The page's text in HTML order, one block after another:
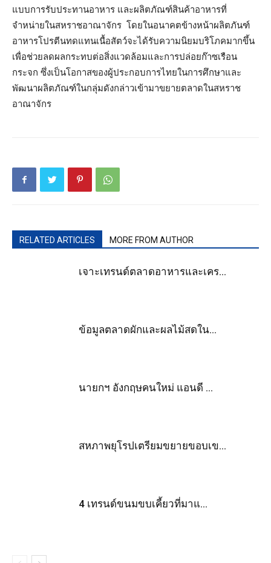
แบบการรับประทานอาหาร และผลิตภัณฑ์สินค้าอาหารที่
จำหน่ายในสหราชอาณาจักร โดยในอนาคตข้างหน้าผลิตภันฑ์
อาหารโปรตีนทดแทนเนื้อสัตว์จะได้รับความนิยมบริโภคมากขึ้น
เพื่อช่วยลดผลกระทบต่อสิ่งแวดล้อมและการปล่อยก๊าซเรือน
กระจก ซึ่งเป็นโอกาสของผู้ประกอบการไทยในการศึกษาและ
พัฒนาผลิตภัณฑ์ในกลุ่มดังกล่าวเข้ามาขยายตลาดในสหราช
อาณาจักร
RELATED ARTICLES MORE FROM AUTHOR
เจาะเทรนด์ตลาดอาหารและเคร...
ข้อมูลตลาดผักและผลไม้สดใน...
นายกฯ อังกฤษคนใหม่ แอนดี ...
สหภาพยุโรปเตรียมขยายขอบเข...
4 เทรนด์ขนมขบเคี้ยวที่มาแ...